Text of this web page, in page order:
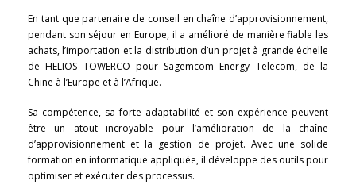
En tant que partenaire de conseil en chaîne d’approvisionnement,
pendant son séjour en Europe, il a amélioré de manière fiable les
achats, l’importation et la distribution d’un projet à grande échelle
de HELIOS TOWERCO pour Sagemcom Energy Telecom, de la
Chine à l’Europe et à l’Afrique.
Sa compétence, sa forte adaptabilité et son expérience peuvent
être un atout incroyable pour l’amélioration de la chaîne
d’approvisionnement et la gestion de projet. Avec une solide
formation en informatique appliquée, il développe des outils pour
optimiser et exécuter des processus.